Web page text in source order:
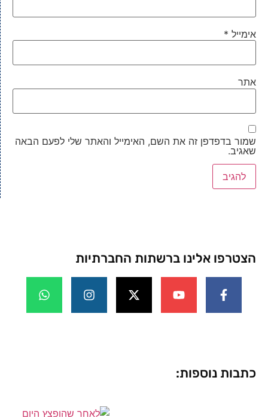
אימייל *
אתר
שמור בדפדפן זה את השם, האימייל והאתר שלי לפעם הבאה
שאגיב.
הצטרפו אלינו ברשתות החברתיות
כתבות נוספות: